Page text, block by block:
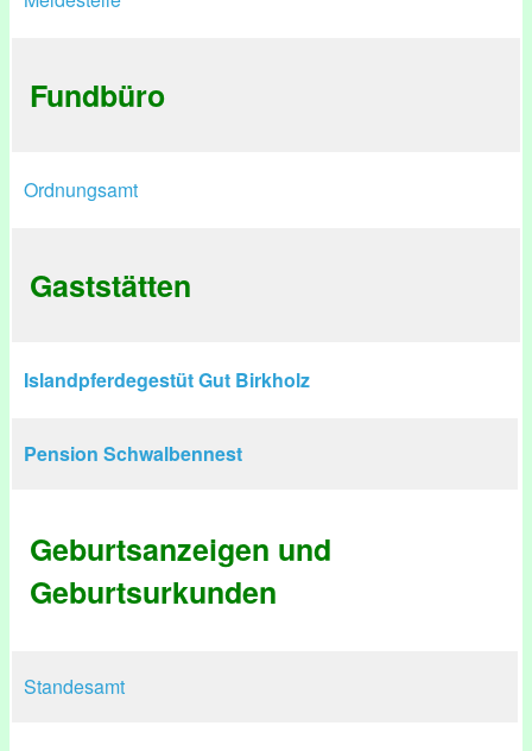
Fundbüro
Ordnungsamt
Gaststätten
Islandpferdegestüt Gut Birkholz
Pension Schwalbennest
Geburtsanzeigen und
Geburtsurkunden
Standesamt